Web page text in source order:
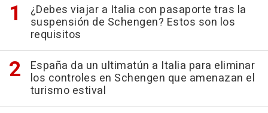
¿Debes viajar a Italia con pasaporte tras la
suspensión de Schengen? Estos son los
requisitos
España da un ultimatún a Italia para eliminar
los controles en Schengen que amenazan el
turismo estival